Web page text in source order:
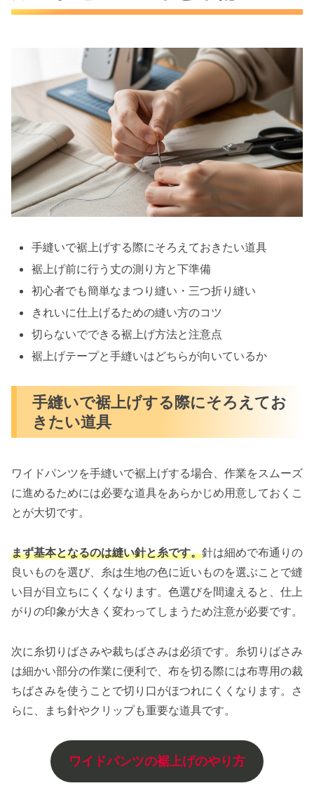
手縫いで裾上げする際にそろえておきたい道具
裾上げ前に行う丈の測り方と下準備
初心者でも簡単なまつり縫い・三つ折り縫い
きれいに仕上げるための縫い方のコツ
切らないでできる裾上げ方法と注意点
裾上げテープと手縫いはどちらが向いているか
手縫いで裾上げする際にそろえてお
きたい道具
ワイドパンツを手縫いで裾上げする場合、作業をスムーズ
に進めるためには必要な道具をあらかじめ用意しておくこ
とが大切です。
まず基本となるのは縫い針と糸です。針は細めで布通りの
良いものを選び、糸は生地の色に近いものを選ぶことで縫
い目が目立ちにくくなります。色選びを間違えると、仕上
がりの印象が大きく変わってしまうため注意が必要です。
次に糸切りばさみや裁ちばさみは必須です。糸切りばさみ
は細かい部分の作業に便利で、布を切る際には布専用の裁
ちばさみを使うことで切り口がほつれにくくなります。さ
らに、まち針やクリップも重要な道具です。
ワイドパンツの裾上げのやり方